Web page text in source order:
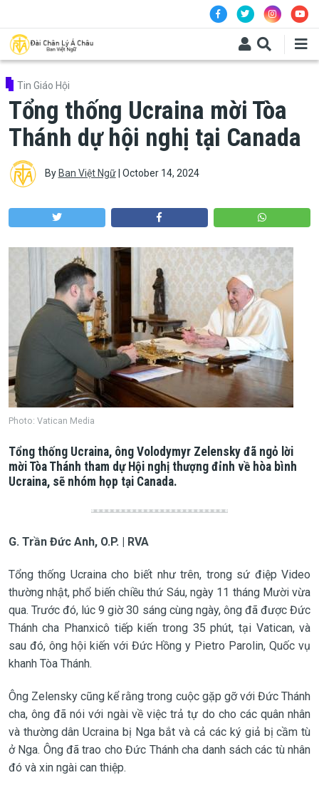
Tin Giáo Hội
Tổng thống Ucraina mời Tòa
Thánh dự hội nghị tại Canada
By Ban Việt Ngữ| October 14, 2024
Photo: Vatican Media
Tổng thống Ucraina, ông Volodymyr Zelensky đã ngỏ lời
mời Tòa Thánh tham dự Hội nghị thượng đỉnh về hòa bình
Ucraina, sẽ nhóm họp tại Canada.
G. Trần Đức Anh, O.P. | RVA
Tổng thống Ucraina cho biết như trên, trong sứ điệp Video
thường nhật, phổ biến chiều thứ Sáu, ngày 11 tháng Mười vừa
qua. Trước đó, lúc 9 giờ 30 sáng cùng ngày, ông đã được Đức
Thánh cha Phanxicô tiếp kiến trong 35 phút, tại Vatican, và
sau đó, ông hội kiến với Đức Hồng y Pietro Parolin, Quốc vụ
khanh Tòa Thánh.
Ông Zelensky cũng kể rằng trong cuộc gặp gỡ với Đức Thánh
cha, ông đã nói với ngài về việc trả tự do cho các quân nhân
và thường dân Ucraina bị Nga bắt và cả các ký giả bị cầm tù
ở Nga. Ông đã trao cho Đức Thánh cha danh sách các tù nhân
đó và xin ngài can thiệp.